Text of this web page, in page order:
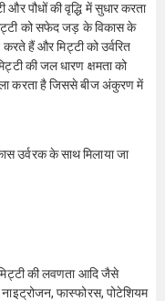
और पौधों की वृद्धि में सुधार करता
को सफेद जड़ के विकास के
हैं और मिट्टी को उर्वरित
की जल धारण क्षमता को
करता है जिससे बीज अंकुरण में
उर्वरक के साथ मिलाया जा
मिट्टी की लवणता आदि जैसे
फास्फोरस, पोटेशियम